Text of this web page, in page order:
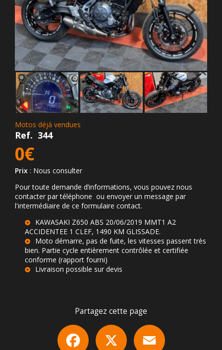
Motos déjà vendues
Ref. 344
0€
Prix : Nous consulter
Pour toute demande d’informations, vous pouvez nous
contacter par téléphone ou envoyer un message par
l'intermédiaire de ce formulaire contact.
KAWASAKI Z650 ABS 20/06/2019 MMT1 A2
ACCIDENTEE 1 CLEF, 1490 KM GLISSADE.
Moto démarre, pas de fuite, les vitesses passent très
bien. Partie cycle entièrement contrôlée et certifiée
conforme (rapport fourni)
Livraison possible sur devis
Partagez cette page
Facebook